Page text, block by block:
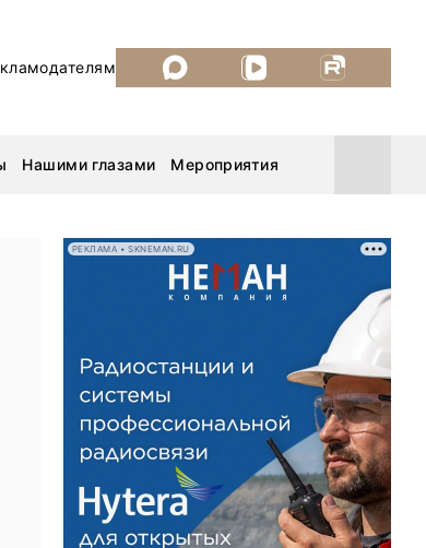
Нашими глазами Мероприятия
MiningWorld Russia 2026
ДП Подкаст. Новый сезон
Рудник 2025
2026
Russia 2025
РЕКЛАМА • SKNEMAN.RU